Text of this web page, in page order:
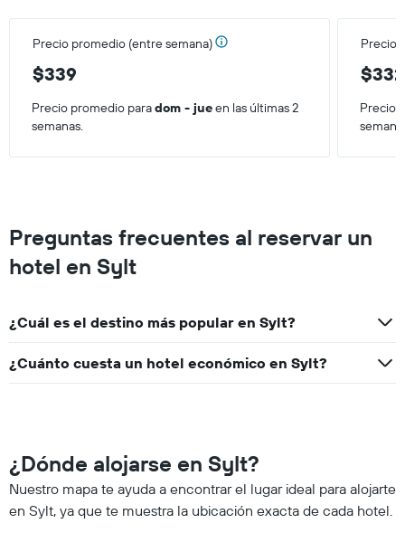
Precio promedio (entre semana)
$339
Precio
$332
Precio promedio paradom - jueen las últimas 2
semanas.
Precio
Preguntas frecuentes al reservar un
hotel en Sylt
¿Cuál es el destino más popular en Sylt?
¿Cuánto cuesta un hotel económico en Sylt?
¿Dónde alojarse en Sylt?
Nuestro mapa te ayuda a encontrar el lugar ideal para alojarte
en Sylt, ya que te muestra la ubicación exacta de cada hotel.